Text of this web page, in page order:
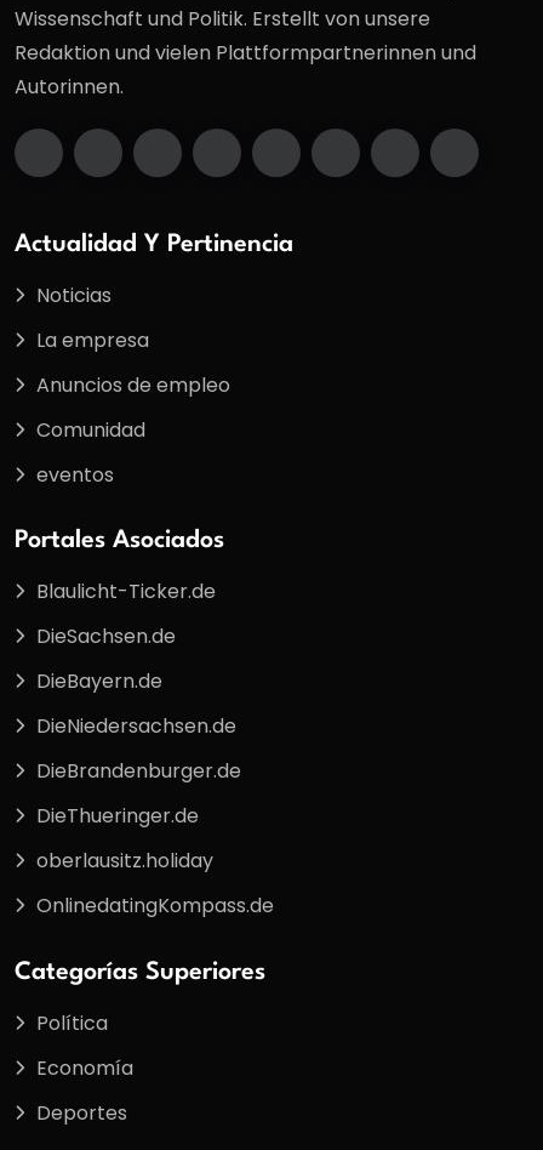
Wissenschaft und Politik. Erstellt von unsere
Redaktion und vielen Plattformpartnerinnen und
Autorinnen.
Actualidad Y Pertinencia
Noticias
La empresa
Anuncios de empleo
Comunidad
eventos
Portales Asociados
Blaulicht-Ticker.de
DieSachsen.de
DieBayern.de
DieNiedersachsen.de
DieBrandenburger.de
DieThueringer.de
oberlausitz.holiday
OnlinedatingKompass.de
Categorías Superiores
Política
Economía
Deportes